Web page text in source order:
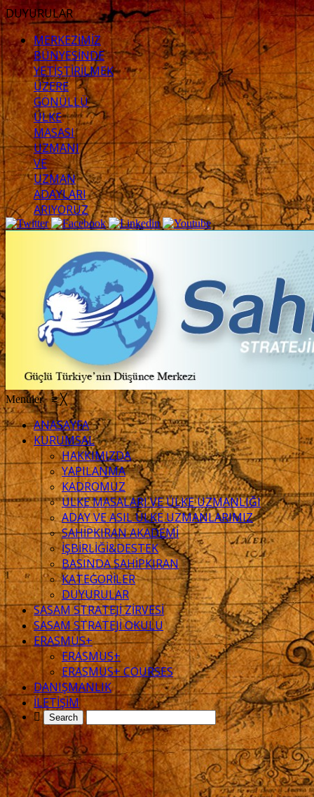
DUYURULAR
MERKEZİMİZ
BÜNYESİNDE
YETİŞTİRİLMEK
ÜZERE
GÖNÜLLÜ
ÜLKE
MASASI
UZMANI
VE
UZMAN
ADAYLARI
ARIYORUZ
2.
STRATEJİ
ZİRVESİ
KATILIMCILARI
BELLİ
OLDU
Menüler≡ ╳
ANASAYFA
KURUMSAL
HAKKIMIZDA
YAPILANMA
KADROMUZ
ÜLKE MASALARI VE ÜLKE UZMANLIĞI
ADAY VE ASIL ÜLKE UZMANLARIMIZ
SAHİPKIRAN AKADEMİ
İŞBİRLİĞİ&DESTEK
BASINDA SAHİPKIRAN
KATEGORİLER
DUYURULAR
SASAM STRATEJİ ZİRVESİ
SASAM STRATEJİ OKULU
ERASMUS+
ERASMUS+
ERASMUS+ COURSES
DANIŞMANLIK
İLETİŞİM